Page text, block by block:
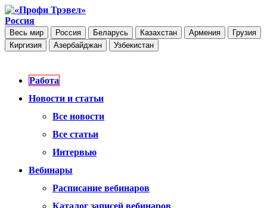
Россия
Весь мир Россия Беларусь Казахстан Армения
Грузия
Киргизия
Азербайджан Узбекистан
Работа
Новости и статьи
Все новости
Все статьи
Интервью
Вебинары
Расписание вебинаров
Каталог записей вебинаров